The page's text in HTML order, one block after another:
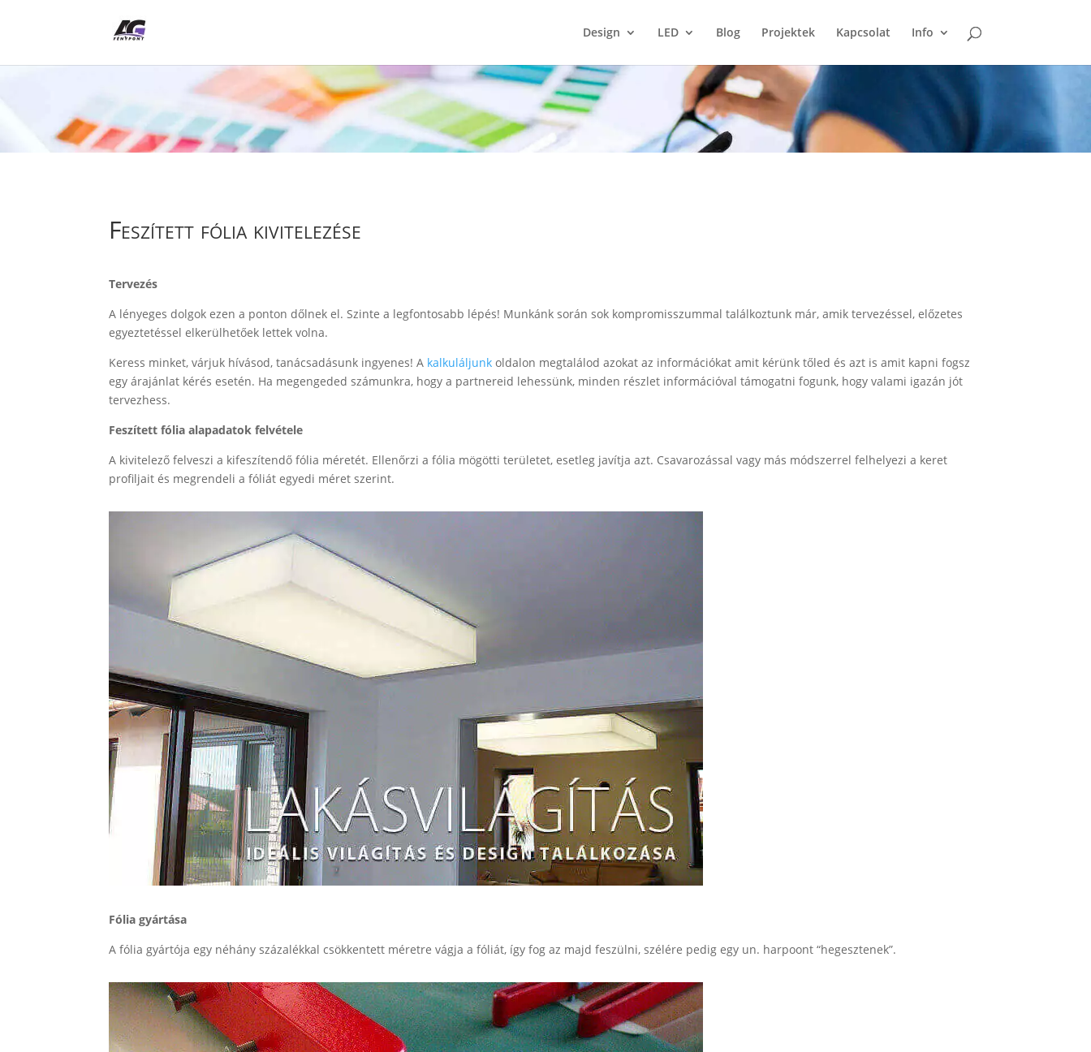
Design LED Blog Projektek Kapcsolat Info
Feszített fólia kivitelezése
Tervezés
A lényeges dolgok ezen a ponton dőlnek el. Szinte a legfontosabb lépés! Munkánk során sok kompromisszummal találkoztunk már, amik tervezéssel, előzetes
egyeztetéssel elkerülhetőek lettek volna.
Keress minket, várjuk hívásod, tanácsadásunk ingyenes! A kalkuláljunk oldalon megtalálod azokat az információkat amit kérünk tőled és azt is amit kapni fogsz
egy árajánlat kérés esetén. Ha megengeded számunkra, hogy a partnereid lehessünk, minden részlet információval támogatni fogunk, hogy valami igazán jót
tervezhess.
Feszített fólia alapadatok felvétele
A kivitelező felveszi a kifeszítendő fólia méretét. Ellenőrzi a fólia mögötti területet, esetleg javítja azt. Csavarozással vagy más módszerrel felhelyezi a keret
profiljait és megrendeli a fóliát egyedi méret szerint.
Fólia gyártása
A fólia gyártója egy néhány százalékkal csökkentett méretre vágja a fóliát, így fog az majd feszülni, szélére pedig egy un. harpoont “hegesztenek”.